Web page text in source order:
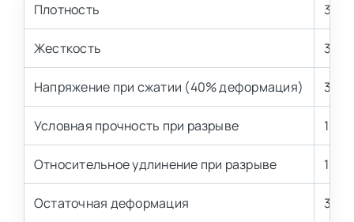
Плотность 35
Жесткость 3.5
Напряжение при сжатии (40% деформация)
Условная прочность при разрыве 100
Относительное удлинение при разрыве 100
Остаточная деформация 3,0-